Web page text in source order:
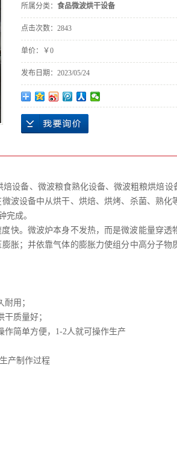
所属分类： 食品微波烘干设备
点击次数： 2843
单价： ￥0
发布日期： 2023/05/24
设备、微波粮食熟化设备、微波粗粮烘焙
波设备中从烘干、烘焙、烘烤、杀菌、熟化
完成。
。微波炉本身不发热，而是微波能量穿透
胀；并依靠气体的膨胀力使组分中高分子
用；
质量好；
简单方便，1-2人就可操作生产
产制作过程